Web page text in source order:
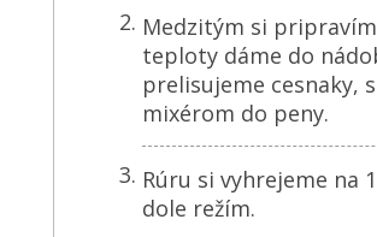
Medzitým si
teploty dáme do
prelisujeme cesnaky,
mixérom do peny.
Rúru si vyhrejeme na
dole režím.